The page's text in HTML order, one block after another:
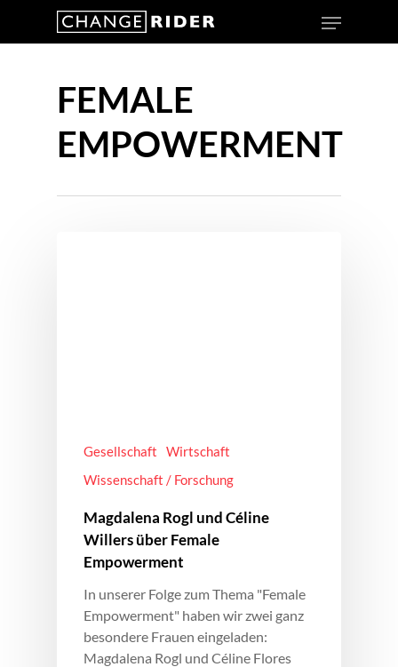
FEMALE
EMPOWERMENT
Gesellschaft
Wirtschaft
Wissenschaft / Forschung
Magdalena Rogl und Céline
Willers über Female
Empowerment
In unserer Folge zum Thema "Female
Empowerment" haben wir zwei ganz
besondere Frauen eingeladen:
Magdalena Rogl und Céline Flores